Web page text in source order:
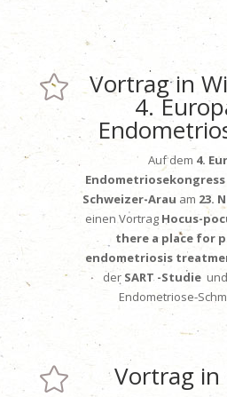
 Vortrag in
4.
Auf dem 4.
Endometriosekongress
Schweizer-Arau am 23.
einen Vortrag Hocus-
there a place for
endometriosis
der SART -Studieund
Endometriose-
 Vortrag